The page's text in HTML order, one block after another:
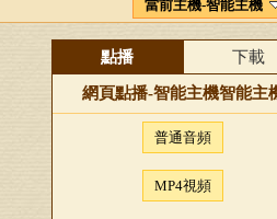
當前主機-智能主機
點播 下載
網頁點播-智能主機智能主
普通音頻
MP4視頻